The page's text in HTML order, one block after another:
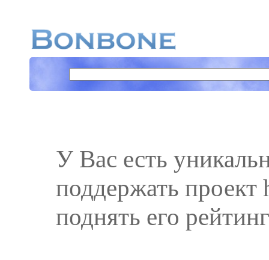
У Вас есть
поддержать
поднять его